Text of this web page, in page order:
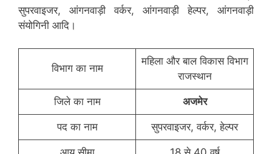
सुपरवाइजर, आंगनवाड़ी वर्कर, आंगनवाड़ी हेल्पर, आंगनवाड़ी
संयोगिनी आदि।
विभाग का नाम
महिला और बाल विकास विभाग
राजस्थान
जिले का नाम अजमेर
पद का नाम सुपरवाइजर, वर्कर, हेल्पर